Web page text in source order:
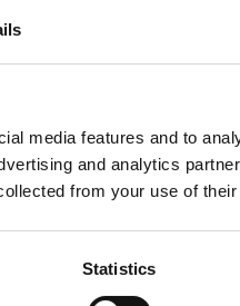
media features and to
and analytics
from your use of
Statistics